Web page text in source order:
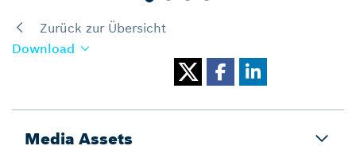
Zurück zur Übersicht
Download
Media Assets